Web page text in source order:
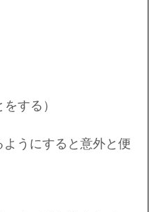
する）
うにすると意外と便